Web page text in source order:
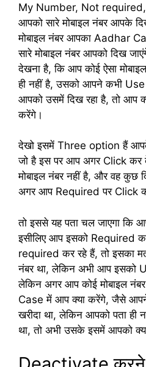
My Number, Not
आपको सारे मोबाइल नंबर आपके
मोबाइल नंबर आपका Aadhar
सारे मोबाइल नंबर आपको दिख
देखना है, कि आप कोई ऐसा
ही नहीं है, उसको आपने कभी Use
आपको उसमें दिख रहा है, तो आप
करेंगे।
देखो इसमें Three option हैं
जो है इस पर आप अगर Click कर
मोबाइल नंबर नहीं है, और वह कुछ
अगर आप Required पर Click
तो इससे यह पता चल जाएगा कि
इसीलिए आप इसको Required
required कर रहे हैं, तो इसका
नंबर था, लेकिन अभी आप इसको
लेकिन अगर आप कोई मोबाइल
Case में आप क्या करेंगे, जैसे
खरीदा था, लेकिन आपको पता ही
था, तो अभी उसके इसमें आपको क्या